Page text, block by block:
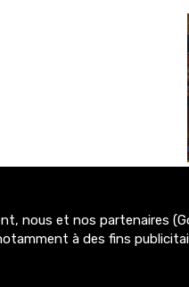
nous et nos partenaires
à des fins